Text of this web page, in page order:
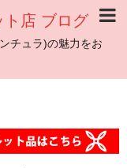
ト店 ブログ
チュラ)の魅力をお